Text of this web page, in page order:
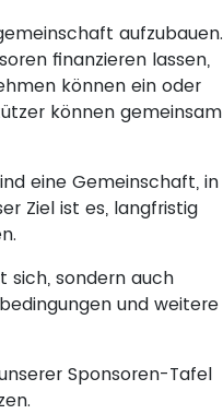
aufzubauen.
finanzieren lassen,
können ein oder
können gemeinsam
eine Gemeinschaft, in
Ziel ist es, langfristig
sich, sondern auch
und weitere
Sponsoren-Tafel